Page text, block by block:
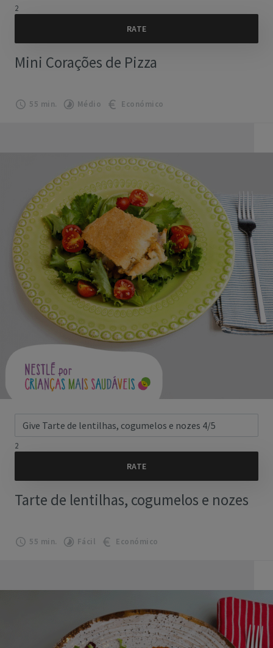
2
Mini Corações de Pizza
55 min. Médio Económico
2
Tarte de lentilhas, cogumelos e nozes
55 min. Fácil Económico